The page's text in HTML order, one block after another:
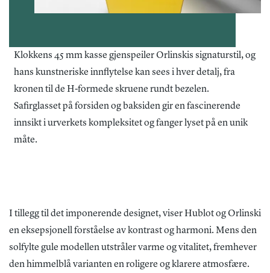
Klokkens 45 mm kasse gjenspeiler Orlinskis signaturstil, og
hans kunstneriske innflytelse kan sees i hver detalj, fra
kronen til de H-formede skruene rundt bezelen.
Safirglasset på forsiden og baksiden gir en fascinerende
innsikt i urverkets kompleksitet og fanger lyset på en unik
måte.
I tillegg til det imponerende designet, viser Hublot og Orlinski
en eksepsjonell forståelse av kontrast og harmoni. Mens den
solfylte gule modellen utstråler varme og vitalitet, fremhever
den himmelblå varianten en roligere og klarere atmosfære.